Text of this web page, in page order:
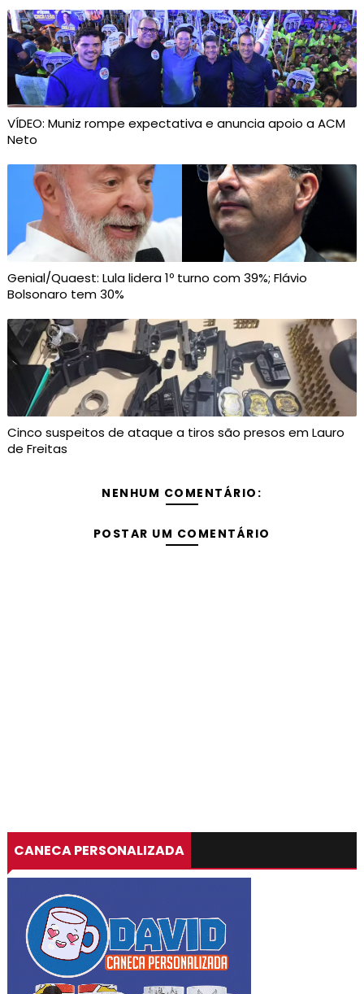
VÍDEO: Muniz rompe expectativa e anuncia apoio a ACM
Neto
Genial/Quaest: Lula lidera 1º turno com 39%; Flávio
Bolsonaro tem 30%
Cinco suspeitos de ataque a tiros são presos em Lauro
de Freitas
NENHUM COMENTÁRIO:
POSTAR UM COMENTÁRIO
CANECA PERSONALIZADA